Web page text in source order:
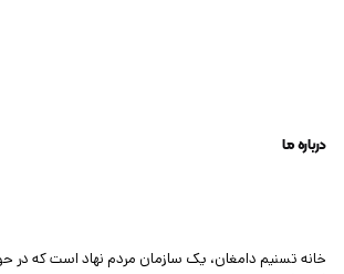
درباره ما
خانه تسنیم دامغان، یک سازمان مردم نهاد است که در